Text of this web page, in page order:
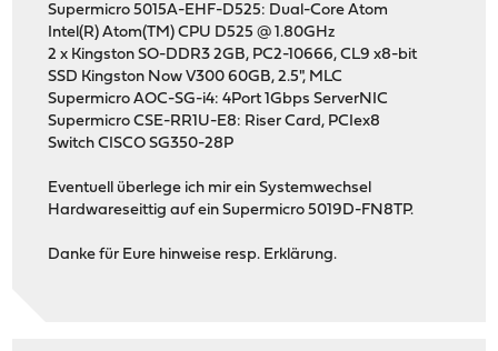
Supermicro 5015A-EHF-D525: Dual-Core Atom
Intel(R) Atom(TM) CPU D525 @ 1.80GHz
2 x Kingston SO-DDR3 2GB, PC2-10666, CL9 x8-bit
SSD Kingston Now V300 60GB, 2.5", MLC
Supermicro AOC-SG-i4: 4Port 1Gbps ServerNIC
Supermicro CSE-RR1U-E8: Riser Card, PCIex8
Switch CISCO SG350-28P
Eventuell überlege ich mir ein Systemwechsel
Hardwareseittig auf ein Supermicro 5019D-FN8TP.
Danke für Eure hinweise resp. Erklärung.